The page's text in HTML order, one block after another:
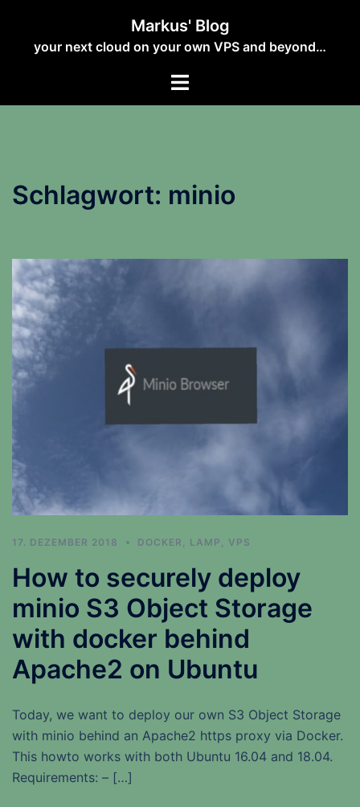
springen
Markus' Blog
your next cloud on your own VPS and beyond…
Schlagwort: minio
17. DEZEMBER 2018 DOCKER LAMP VPS
How to securely deploy
minio S3 Object Storage
with docker behind
Apache2 on Ubuntu
Today, we want to deploy our own S3 Object Storage
with minio behind an Apache2 https proxy via Docker.
This howto works with both Ubuntu 16.04 and 18.04.
Requirements: – […]